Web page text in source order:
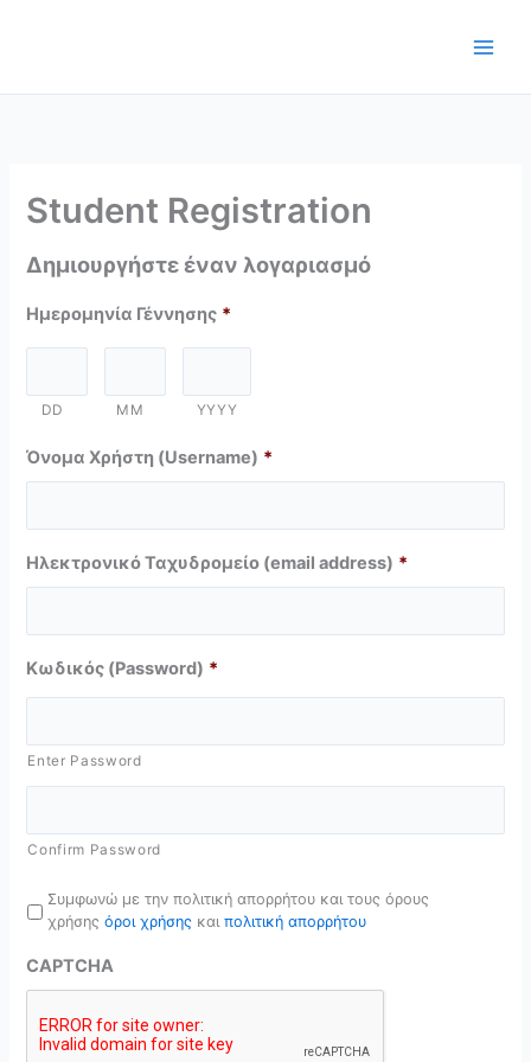
Student Registration
Δημιουργήστε έναν λογαριασμό
Ημερομηνία Γέννησης *
DD MM YYYY
Όνομα Χρήστη (Username) *
Ηλεκτρονικό Ταχυδρομείο (email address) *
Κωδικός (Password) *
Enter Password
Confirm Password
e
m
s
Συμφωνώ με την πολιτική απορρήτου και τους όρους
χρήσης όροι χρήσης καιπολιτική απορρήτου
CAPTCHA